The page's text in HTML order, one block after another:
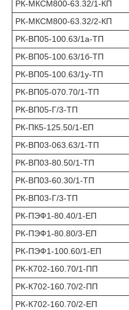
РК-МКСМ800-63.32/1-КП
РК-МКСМ800-63.32/2-КП
РК-ВП05-100.63/1а-ТП
РК-ВП05-100.63/1б-ТП
РК-ВП05-100.63/1у-ТП
РК-ВП05-070.70/1-ТП
РК-ВП05-Г/3-ТП
РК-ПК5-125.50/1-ЕП
РК-ВП03-063.63/1-ТП
РК-ВП03-80.50/1-ТП
РК-ВП03-60.30/1-ТП
РК-ВП03-Г/3-ТП
РК-ПЭФ1-80.40/1-ЕП
РК-ПЭФ1-80.80/3-ЕП
РК-ПЭФ1-100.60/1-ЕП
РК-К702-160.70/1-ПП
РК-К702-160.70/2-ПП
РК-К702-160.70/2-ЕП